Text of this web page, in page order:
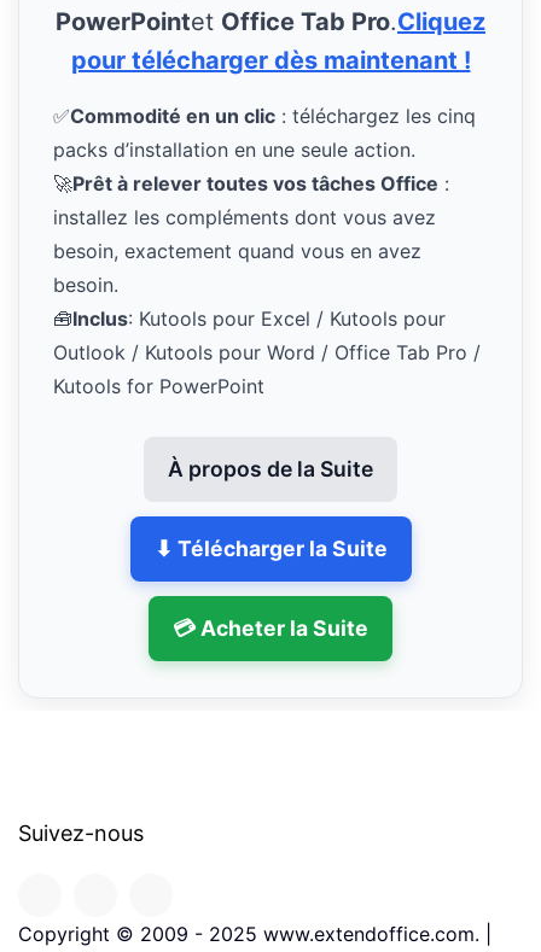
PowerPointet Office Tab Pro.Cliquez
pour télécharger dès maintenant !
✅Commodité en un clic : téléchargez les cinq
packs d’installation en une seule action.
🚀Prêt à relever toutes vos tâches Office :
installez les compléments dont vous avez
besoin, exactement quand vous en avez
besoin.
🧰Inclus: Kutools pour Excel / Kutools pour
Outlook / Kutools pour Word / Office Tab Pro /
Kutools for PowerPoint
À propos de la Suite
⬇ Télécharger la Suite
💳 Acheter la Suite
Suivez-nous
Copyright © 2009 - 2025 www.extendoffice.com. |